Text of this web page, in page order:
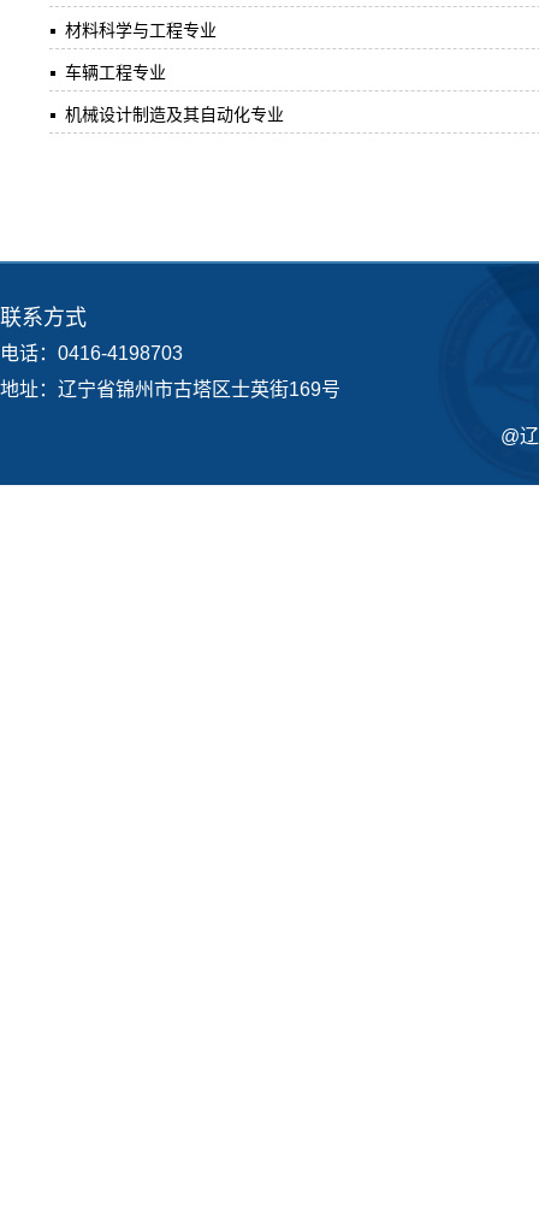
材料科学与工程专业
车辆工程专业
机械设计制造及其自动化专业
联系方式
电话：0416-4198703
地址：辽宁省锦州市古塔区士英街169号
@